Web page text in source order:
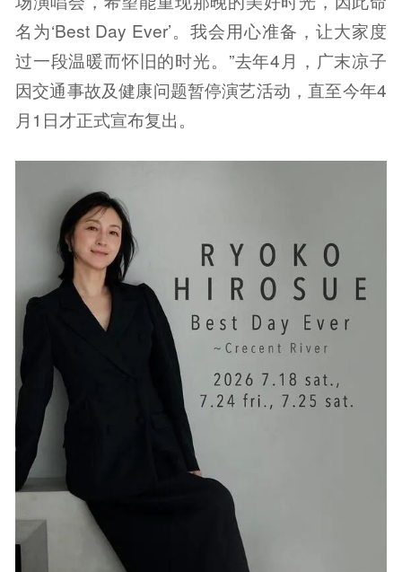
名为‘Best Day Ever’。我会用心准备，让大家度
过一段温暖而怀旧的时光。”去年4月，广末凉子
因交通事故及健康问题暂停演艺活动，直至今年4
月1日才正式宣布复出。